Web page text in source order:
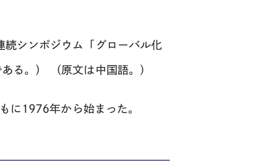
続シンポジウム「グローバル化
る。） （原文は中国語。）
に1976年から始まった。